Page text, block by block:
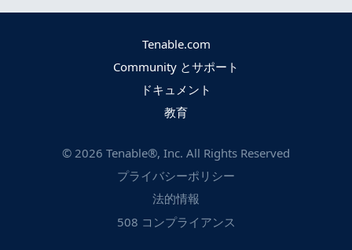
Tenable.com
Community とサポート
ドキュメント
教育
© 2026 Tenable®, Inc. All Rights Reserved
プライバシーポリシー
法的情報
508 コンプライアンス